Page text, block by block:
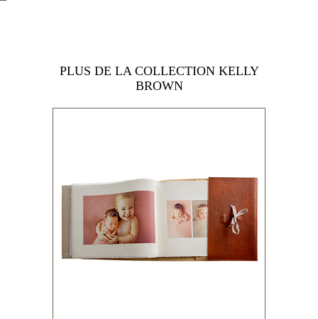
PLUS DE LA COLLECTION KELLY
BROWN